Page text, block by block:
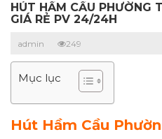
HÚT HẦM CẦU PHƯỜNG
GIÁ RẺ PV 24/24H
admin 249
Mục lục
Hút Hầm Cầu